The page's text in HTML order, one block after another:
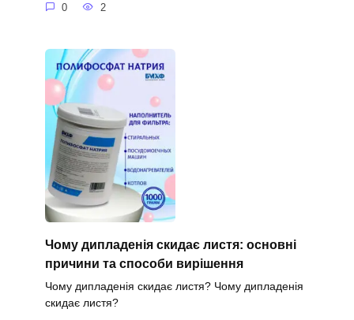
0 2
Чому дипладенія скидає листя: основні
причини та способи вирішення
Чому дипладенія скидає листя? Чому дипладенія
скидає листя?